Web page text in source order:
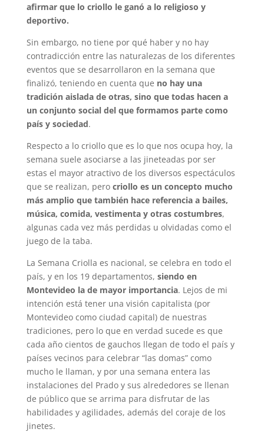
afirmar que lo criollo le ganó a lo religioso y
deportivo.
Sin embargo, no tiene por qué haber y no hay
contradicción entre las naturalezas de los diferentes
eventos que se desarrollaron en la semana que
finalizó, teniendo en cuenta que no hay una
tradición aislada de otras, sino que todas hacen a
un conjunto social del que formamos parte como
país y sociedad.
Respecto a lo criollo que es lo que nos ocupa hoy, la
semana suele asociarse a las jineteadas por ser
estas el mayor atractivo de los diversos espectáculos
que se realizan, pero criollo es un concepto mucho
más amplio que también hace referencia a bailes,
música, comida, vestimenta y otras costumbres,
algunas cada vez más perdidas u olvidadas como el
juego de la taba.
La Semana Criolla es nacional, se celebra en todo el
país, y en los 19 departamentos, siendo en
Montevideo la de mayor importancia. Lejos de mi
intención está tener una visión capitalista (por
Montevideo como ciudad capital) de nuestras
tradiciones, pero lo que en verdad sucede es que
cada año cientos de gauchos llegan de todo el país y
países vecinos para celebrar “las domas” como
mucho le llaman, y por una semana entera las
instalaciones del Prado y sus alrededores se llenan
de público que se arrima para disfrutar de las
habilidades y agilidades, además del coraje de los
jinetes.